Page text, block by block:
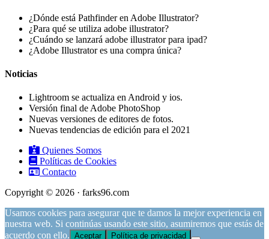
¿Dónde está Pathfinder en Adobe Illustrator?
¿Para qué se utiliza adobe illustrator?
¿Cuándo se lanzará adobe illustrator para ipad?
¿Adobe Illustrator es una compra única?
Noticias
Lightroom se actualiza en Android y ios.
Versión final de Adobe PhotoShop
Nuevas versiones de editores de fotos.
Nuevas tendencias de edición para el 2021
Quienes Somos
Políticas de Cookies
Contacto
Copyright © 2026 · farks96.com
Usamos cookies para asegurar que te damos la mejor experiencia en
nuestra web. Si continúas usando este sitio, asumiremos que estás de
acuerdo con ello. Aceptar Política de privacidad